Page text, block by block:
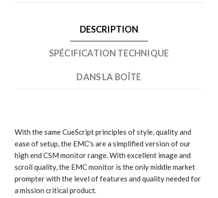
DESCRIPTION
SPÉCIFICATION TECHNIQUE
DANS LA BOÎTE
With the same CueScript principles of style, quality and
ease of setup, the EMC's are a simplified version of our
high end CSM monitor range. With excellent image and
scroll quality, the EMC monitor is the only middle market
prompter with the level of features and quality needed for
a mission critical product.